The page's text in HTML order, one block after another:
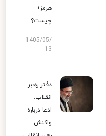
هرمز»
چیست؟
1405/05/
13
دفتر رهبر
انقلاب:
ادعا درباره
واکنش